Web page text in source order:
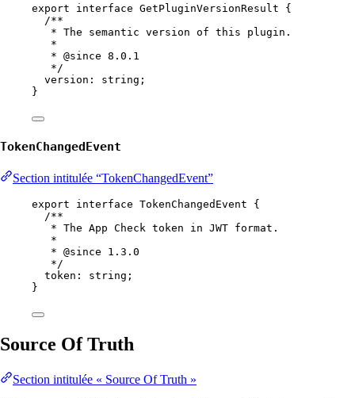
export interface GetPluginVersionResult {
/**
* The semantic version of this plugin.
*
* @since 8.0.1
*/
version : string ;
}
TokenChangedEvent
Section intitulée “TokenChangedEvent”
export interface TokenChangedEvent {
/**
* The App Check token in JWT format.
*
* @since 1.3.0
*/
token : string ;
}
Source Of Truth
Section intitulée « Source Of Truth »